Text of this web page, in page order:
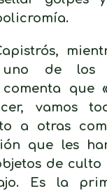
de los
que
vamos
a otras
que les
de culto
Es la